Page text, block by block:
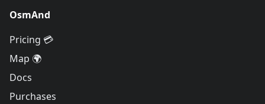
OsmAnd
Pricing 💳
Map 🌍
Docs
Purchases